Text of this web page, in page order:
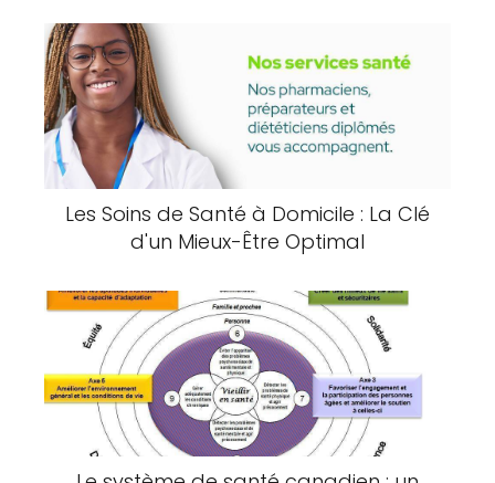
Les Soins de Santé à Domicile : La Clé
d'un Mieux-Être Optimal